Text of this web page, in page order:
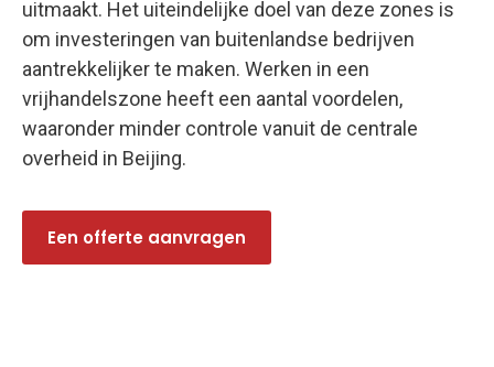
uitmaakt. Het uiteindelijke doel van deze zones is
om investeringen van buitenlandse bedrijven
aantrekkelijker te maken. Werken in een
vrijhandelszone heeft een aantal voordelen,
waaronder minder controle vanuit de centrale
overheid in Beijing.
Een offerte aanvragen